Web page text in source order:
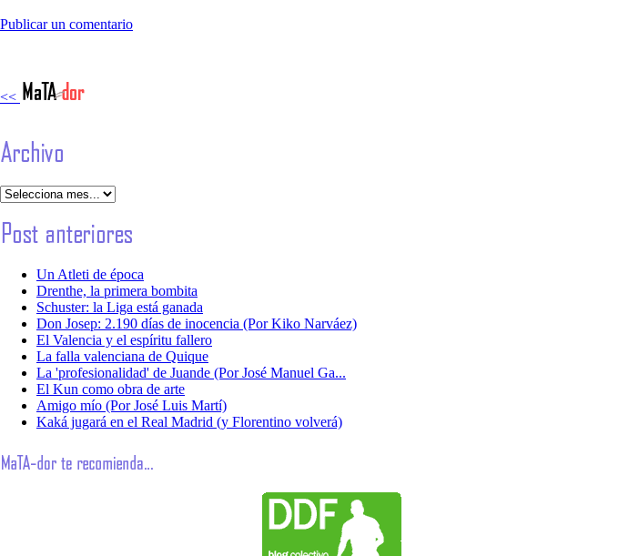
Publicar un comentario
<<
Un Atleti de época
Drenthe, la primera bombita
Schuster: la Liga está ganada
Don Josep: 2.190 días de inocencia (Por Kiko Narváez)
El Valencia y el espíritu fallero
La falla valenciana de Quique
La 'profesionalidad' de Juande (Por José Manuel Ga...
El Kun como obra de arte
Amigo mío (Por José Luis Martí)
Kaká jugará en el Real Madrid (y Florentino volverá)